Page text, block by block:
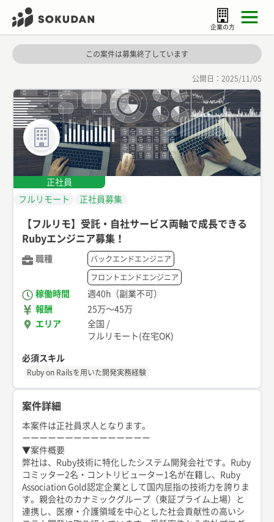
企業の方
この案件は募集終了しています
公開日： 2025/11/05
正社員
フルリモート
正社員募集
【フルリモ】受託・自社サービス両軸で成長できる
Rubyエンジニア募集！
職種 バックエンドエンジニア
フロントエンドエンジニア
稼働時間
週40h（副業不可）
報酬
25万〜45万
エリア
全国 /
フルリモート(在宅OK)
必須スキル
Ruby on Railsを用いた開発実務経験
案件詳細
本案件は正社員求人となります。
ーーーーーーーーーーーーーーー
▼案件概要
弊社は、Ruby技術に特化したシステム開発会社です。Ruby
コミッター2名・コントリビューター1名が在籍し、Ruby
Association Gold認定企業として国内屈指の技術力を誇りま
す。親会社のカナミックグループ（東証プライム上場）と
連携し、医療・介護領域を中心とした社会貢献性の高いシ